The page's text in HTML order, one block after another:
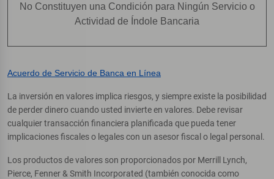
No Constituyen una Condición para Ningún Servicio o
Actividad de Índole Bancaria
Acuerdo de Servicio de Banca en Línea
La inversión en valores implica riesgos, y siempre existe la posibilidad
de perder dinero cuando usted invierte en valores. Debe revisar
cualquier transacción financiera planificada que pueda tener
implicaciones fiscales o legales con un asesor fiscal o legal personal.
Los productos de valores son proporcionados por Merrill Lynch,
Pierce, Fenner & Smith Incorporated (también conocida como